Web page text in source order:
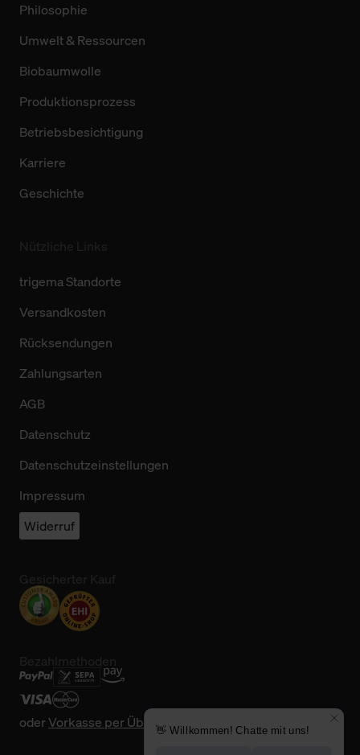
Philosophie
Umwelt & Ressourcen
Biobaumwolle
Produktionsprozess
Betriebsbesichtigung
Karriere
Geschichte
trigema Standorte
Versandkosten
Rücksendungen
Zahlungsarten
AGB
Datenschutz
Datenschutzeinstellungen
Impressum
Widerruf
oderVorkasse per Überweisung